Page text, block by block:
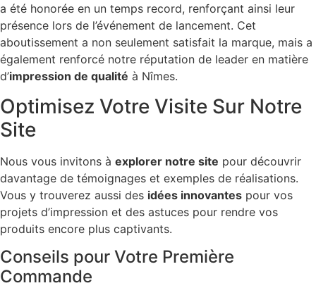
a été honorée en un temps record, renforçant ainsi leur
présence lors de l’événement de lancement. Cet
aboutissement a non seulement satisfait la marque, mais a
également renforcé notre réputation de leader en matière
d’impression de qualité à Nîmes.
Optimisez Votre Visite Sur Notre
Site
Nous vous invitons à explorer notre site pour découvrir
davantage de témoignages et exemples de réalisations.
Vous y trouverez aussi des idées innovantes pour vos
projets d’impression et des astuces pour rendre vos
produits encore plus captivants.
Conseils pour Votre Première
Commande